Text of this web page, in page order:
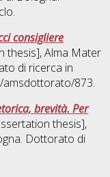
consigliere
thesis], Alma Mater
di ricerca in
amsdottorato/873.
brevità. Per
thesis],
Dottorato di